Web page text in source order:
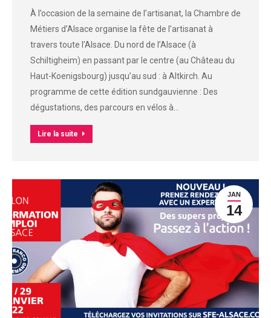
À l’occasion de la semaine de l’artisanat, la Chambre de
Métiers d’Alsace organise la fête de l’artisanat à
travers toute l’Alsace. Du nord de l’Alsace (à
Schiltigheim) en passant par le centre (au Château du
Haut-Koenigsbourg) jusqu’au sud : à Altkirch. Au
programme de cette édition sundgauvienne : Des
dégustations, des parcours en vélos à…
Lire la suite
JAN
14